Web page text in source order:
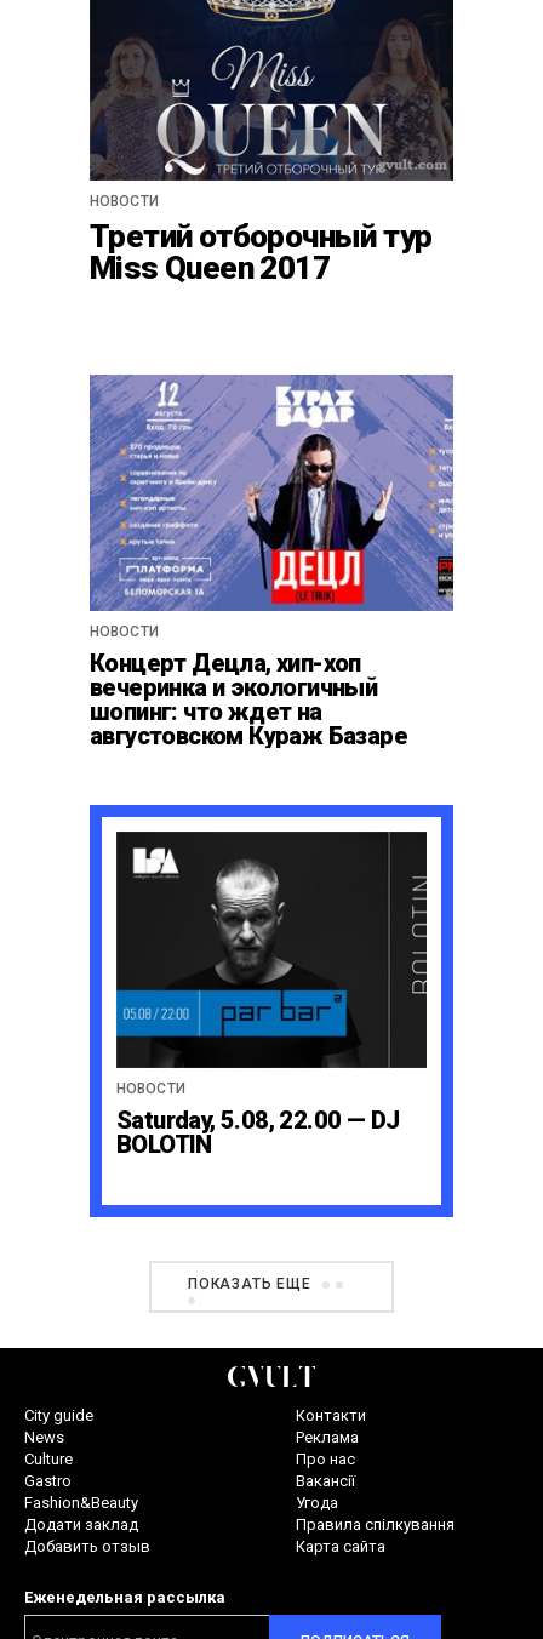
НОВОСТИ
Третий отборочный тур
Miss Queen 2017
НОВОСТИ
Концерт Децла, хип-хоп
вечеринка и экологичный
шопинг: что ждет на
августовском Кураж Базаре
НОВОСТИ
Saturday, 5.08, 22.00 — DJ
BOLOTIN
ПОКАЗАТЬ ЕЩЕ
City guide
News
Culture
Gastro
Fashion&Beauty
Додати заклад
Добавить отзыв
Контакти
Реклама
Про нас
Вакансії
Угода
Правила спілкування
Карта сайта
Еженедельная рассылка